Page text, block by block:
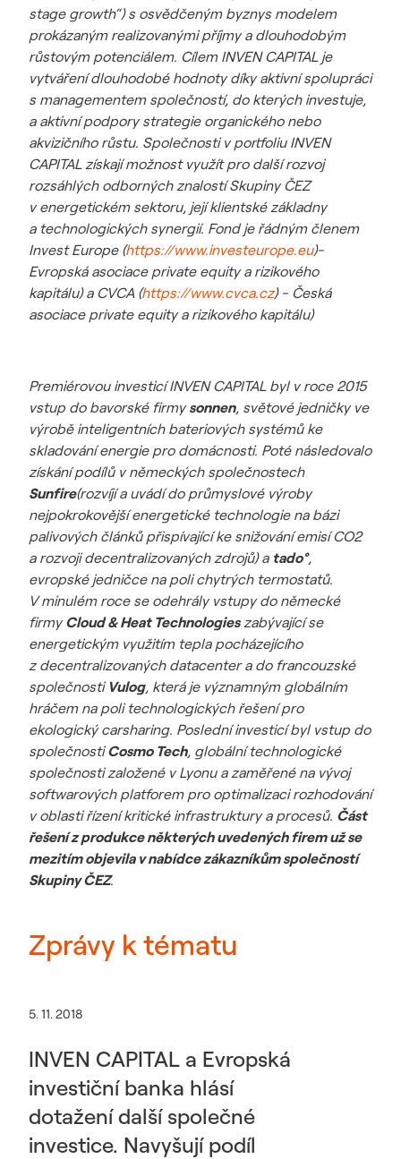
stage growth“) s osvědčeným byznys modelem
prokázaným realizovanými příjmy a dlouhodobým
růstovým potenciálem. Cílem INVEN CAPITAL je
vytváření dlouhodobé hodnoty díky aktivní spolupráci
s managementem společností, do kterých investuje,
a aktivní podpory strategie organického nebo
akvizičního růstu. Společnosti v portfoliu INVEN
CAPITAL získají možnost využít pro další rozvoj
rozsáhlých odborných znalostí Skupiny ČEZ
v energetickém sektoru, její klientské základny
a technologických synergií. Fond je řádným členem
Invest Europe (https://www.investeurope.eu)-
Evropská asociace private equity a rizikového
kapitálu) a CVCA (https://www.cvca.cz) - Česká
asociace private equity a rizikového kapitálu)
Premiérovou investicí INVEN CAPITAL byl v roce 2015
vstup do bavorské firmy sonnen, světové jedničky ve
výrobě inteligentních bateriových systémů ke
skladování energie pro domácnosti. Poté následovalo
získání podílů v německých společnostech
Sunfire(rozvíjí a uvádí do průmyslové výroby
nejpokrokovější energetické technologie na bázi
palivových článků přispívající ke snižování emisí CO2
a rozvoji decentralizovaných zdrojů) a tado°,
evropské jedničce na poli chytrých termostatů.
V minulém roce se odehrály vstupy do německé
firmyCloud & Heat Technologieszabývající se
energetickým využitím tepla pocházejícího
z decentralizovaných datacenter a do francouzské
společnosti Vulog, která je významným globálním
hráčem na poli technologických řešení pro
ekologický carsharing. Poslední investicí byl vstup do
společnostiCosmo Tech, globální technologické
společnosti založené v Lyonu a zaměřené na vývoj
softwarových platforem pro optimalizaci rozhodování
v oblasti řízení kritické infrastruktury a procesů. Část
řešení z produkce některých uvedených firem už se
mezitím objevila v nabídce zákazníkům společností
Skupiny ČEZ.
Zprávy k tématu
5. 11. 2018
INVEN CAPITAL a Evropská
investiční banka hlásí
dotažení další společné
investice. Navyšují podíl